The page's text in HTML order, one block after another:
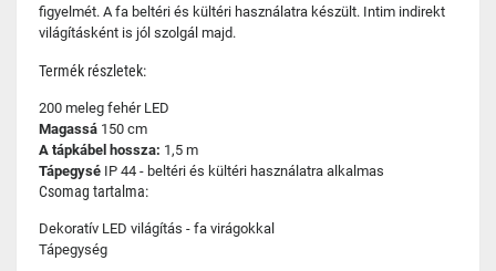
figyelmét. A fa beltéri és kültéri használatra készült. Intim indirekt
világításként is jól szolgál majd.
Termék részletek:
200 meleg fehér LED
Magassá 150 cm
A tápkábel hossza: 1,5 m
Tápegysé IP 44 - beltéri és kültéri használatra alkalmas
Csomag tartalma:
Dekoratív LED világítás - fa virágokkal
Tápegység